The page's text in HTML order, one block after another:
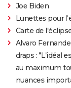
Joe Biden
Lunettes pour
Carte de
Alvaro
draps : "L'idéal
au maximum
nuances